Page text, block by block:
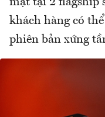
mặt tại 2 flagship
khách hàng có
phiên bản xứng